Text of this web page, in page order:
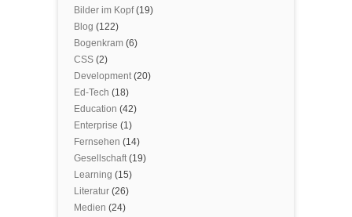
Bilder im Kopf(19)
Blog (122)
Bogenkram (6)
CSS (2)
Development(20)
Ed-Tech (18)
Education (42)
Enterprise (1)
Fernsehen (14)
Gesellschaft(19)
Learning (15)
Literatur (26)
Medien (24)